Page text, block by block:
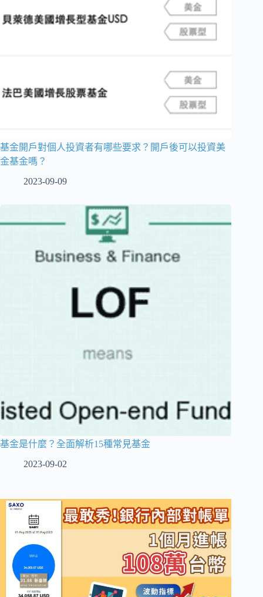
基金開戶對個人投資者有哪些要求？開戶後可以投資美
金基金嗎？
2023-09-09
基金是什麼？全面解析15種常見基金
2023-09-02